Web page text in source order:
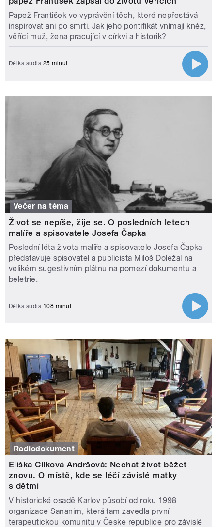
Papež František ve vyprávění těch, které nepřestává
inspirovat ani po smrti. Jak jeho pontifikát vnímají kněz,
věřící muž, žena pracující v církvi a historik?
Délka audia 25 minut
Večer na téma
Život se nepíše, žije se. O posledních letech
malíře a spisovatele Josefa Čapka
Poslední léta života malíře a spisovatele Josefa Čapka
představuje spisovatel a publicista Miloš Doležal na
velikém sugestivním plátnu na pomezí dokumentu a
beletrie.
Délka audia 108 minut
Radiodokument
Eliška Cílková Andršová: Nechat život běžet
znovu. O místě, kde se léčí závislé matky
s dětmi
V historické osadě Karlov působí od roku 1998
organizace Sananim, která tam zavedla první
terapeutickou komunitu v České republice pro závislé